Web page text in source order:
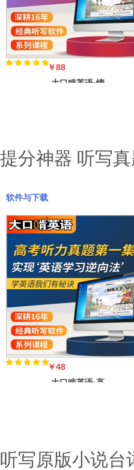
￥88
大口啃英语·情
软件与下载
￥48
大口啃英语·高
提分神器 听写真
听写原版小说台